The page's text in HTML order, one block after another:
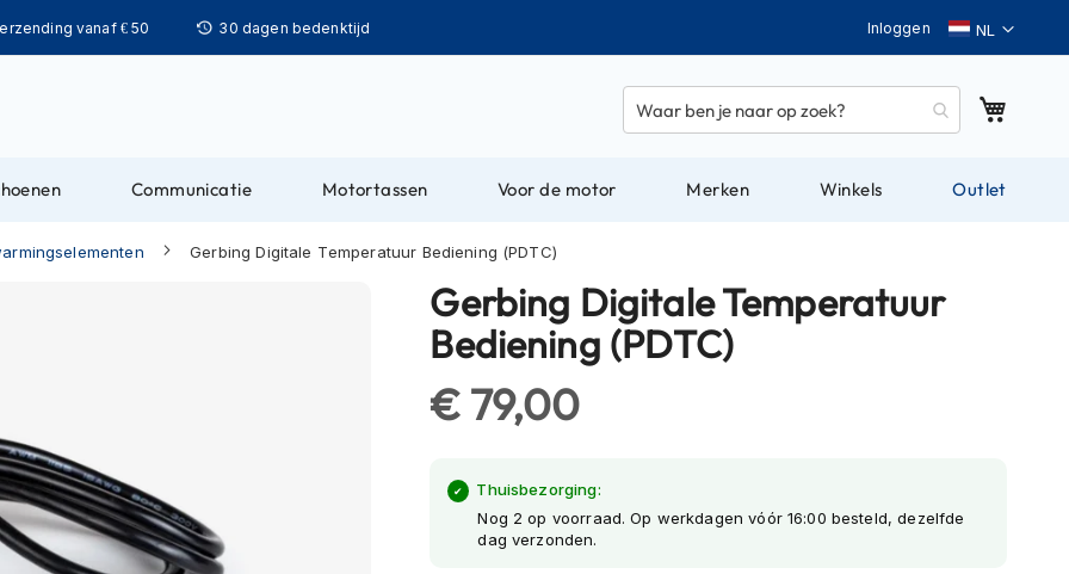
vanaf € 50 30 dagen bedenktijd Taal
Inloggen
Communicatie Motortassen Voor de motor Merken Winkels Outlet
Gerbing Digitale Temperatuur Bediening (PDTC)
Gerbing Digitale Temperatuur
Bediening (PDTC)
€ 79,00
Thuisbezorging:
Nog 2 op voorraad. Op werkdagen vóór 16:00 besteld, dezelfde
dag verzonden.